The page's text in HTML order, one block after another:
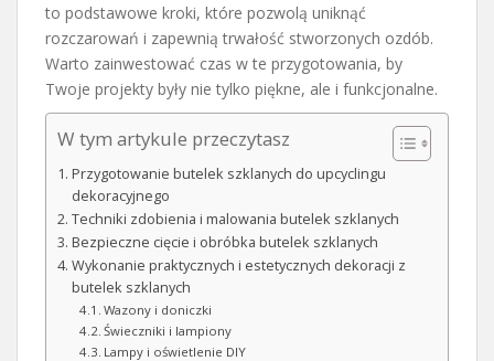
to podstawowe kroki, które pozwolą uniknąć
rozczarowań i zapewnią trwałość stworzonych ozdób.
Warto zainwestować czas w te przygotowania, by
Twoje projekty były nie tylko piękne, ale i funkcjonalne.
W tym artykule przeczytasz
Przygotowanie butelek szklanych do upcyclingu
dekoracyjnego
Techniki zdobienia i malowania butelek szklanych
Bezpieczne cięcie i obróbka butelek szklanych
Wykonanie praktycznych i estetycznych dekoracji z
butelek szklanych
Wazony i doniczki
Świeczniki i lampiony
Lampy i oświetlenie DIY